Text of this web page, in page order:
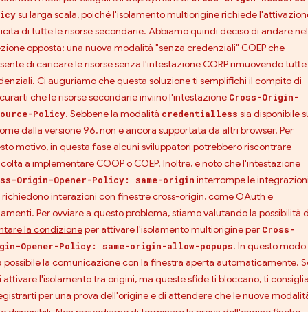
su larga scala, poiché l'isolamento multiorigine richiede
di tutte le risorse secondarie. Abbiamo quindi deciso di andare
opposta: una nuova modalità "senza credenziali" COEPche
di caricare le risorse senza l'intestazione CORP rimuovendo
Ci auguriamo che questa soluzione ti semplifichi il compito di
che le risorse secondarie inviino l'intestazione Cross-Origin-
Policy. Sebbene la modalità credentialless sia disponibile
dalla versione 96, non è ancora supportata da altri browser. Per
motivo, in questa fase alcuni sviluppatori potrebbero riscontrare
a implementare COOP o COEP. Inoltre, è noto che l'intestazione
Origin-Opener-Policy: same-origin interrompe le
interazioni con finestre cross-origin, come OAuth e
Per ovviare a questo problema, stiamo valutando la possibilità
la condizioneper attivare l'isolamento multiorigine per Cross-
Opener-Policy: same-origin-allow-popups. In questo modo
possibile la comunicazione con la finestra aperta automaticamente.
attivare l'isolamento tra origini, ma queste sfide ti bloccano, ti
per una prova dell'originee di attendere che le nuove